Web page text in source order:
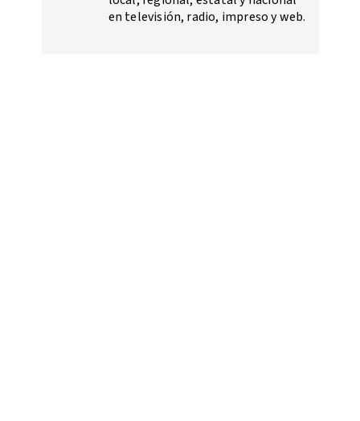
en televisión, radio, impreso y web.